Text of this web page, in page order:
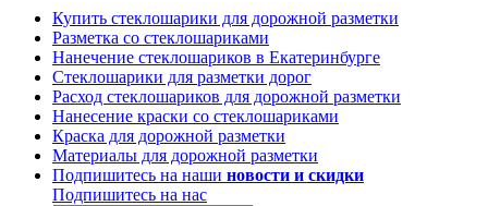
Купить стеклошарики для дорожной разметки
Разметка со стеклошариками
Нанечение стеклошариков в Екатеринбурге
Стеклошарики для разметки дорог
Расход стеклошариков для дорожной разметки
Нанесение краски со стеклошариками
Краска для дорожной разметки
Материалы для дорожной разметки
Подпишитесь на наши новости и скидки
Подпишитесь на нас